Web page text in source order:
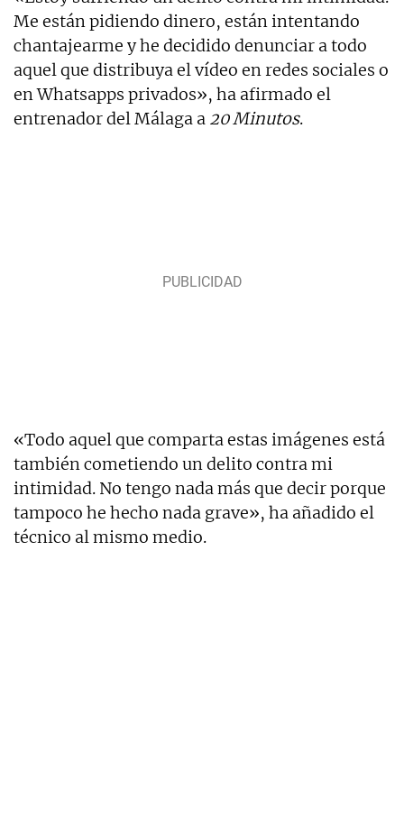
Me están pidiendo dinero, están intentando
chantajearme y he decidido denunciar a todo
aquel que distribuya el vídeo en redes sociales o
en Whatsapps privados», ha afirmado el
entrenador del Málaga a 20 Minutos.
«Todo aquel que comparta estas imágenes está
también cometiendo un delito contra mi
intimidad. No tengo nada más que decir porque
tampoco he hecho nada grave», ha añadido el
técnico al mismo medio.